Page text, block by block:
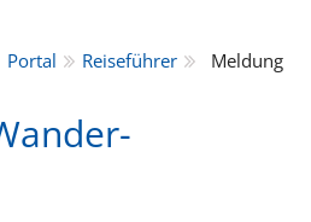
Portal
Reiseführer
Meldung